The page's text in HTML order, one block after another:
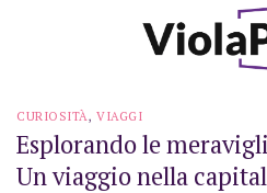
CURIOSITÀ,VIAGGI
Esplorando le
Un viaggio nella